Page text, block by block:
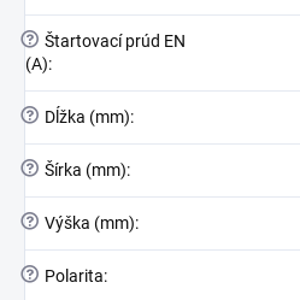
? Štartovací prúd EN
(A):
? Dĺžka (mm):
? Šírka (mm):
? Výška (mm):
? Polarita: